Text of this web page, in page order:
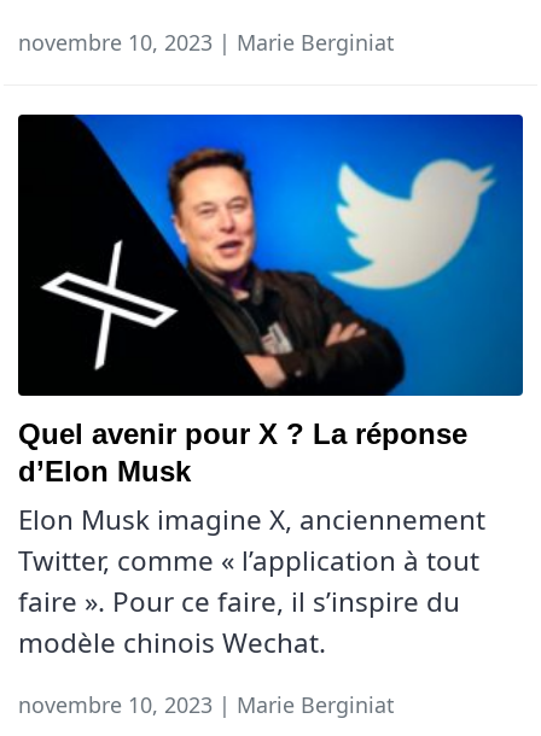
novembre 10, 2023 | Marie Berginiat
Quel avenir pour X ? La réponse
d’Elon Musk
Elon Musk imagine X, anciennement
Twitter, comme « l’application à tout
faire ». Pour ce faire, il s’inspire du
modèle chinois Wechat.
novembre 10, 2023 | Marie Berginiat